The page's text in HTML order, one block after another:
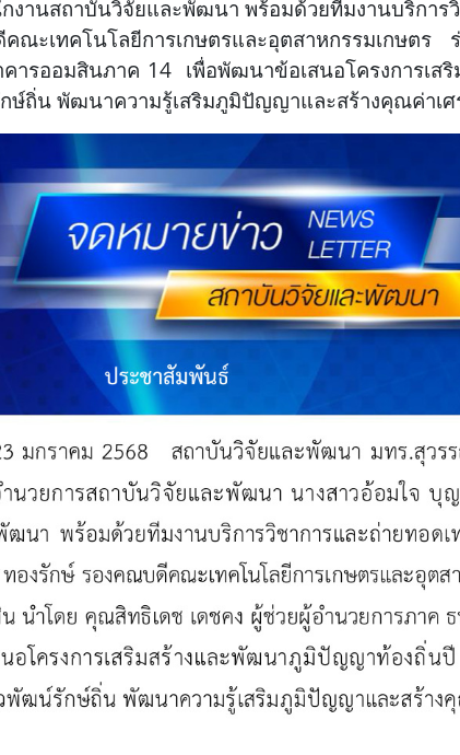
านสถาบันวิจัยและพัฒนา พร้อมด้วยทีมงานบริการ
ะเทคโนโลยีการเกษตรและอุตสาหกรรมเกษตร
ารออมสินภาค 14 เพื่อพัฒนาข้อเสนอโครงการเ
ษ์ถิ่น พัฒนาความรู้เสริมภูมิปัญญาและสร้างคุณค่าเ